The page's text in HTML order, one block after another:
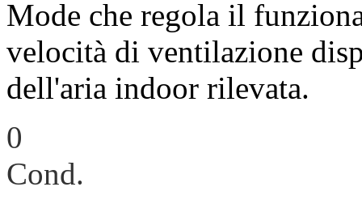
Mode che regola il
velocità di ventilazione
dell'aria indoor rilevata.
0
Cond.